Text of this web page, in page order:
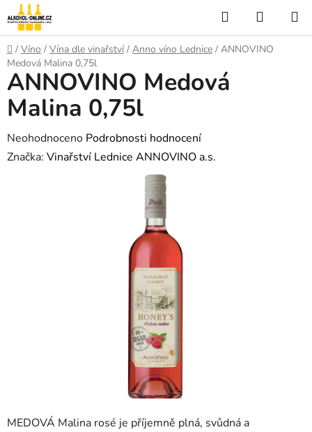
Přejít
na
obsah
Hledat
KOŠÍK
Domů
/ Víno / Vína dle vinařství / Anno víno Lednice / ANNOVINO
Medová Malina 0,75l
MEDOVÁ Malina rosé je příjemně plná, svůdná a
ANNOVINO Medová
Malina 0,75l
Průměrné
hodnocení
Neohodnoceno Podrobnosti hodnocení
Značka: Vinařství Lednice ANNOVINO a.s.